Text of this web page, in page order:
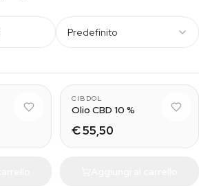
Predefinito
CIBDOL
Olio CBD 10 %
€ 55,50